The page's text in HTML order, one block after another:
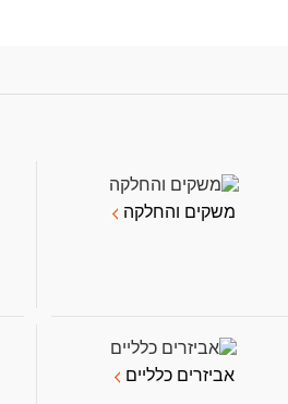
משקים והחלקה
אביזרים כלליים